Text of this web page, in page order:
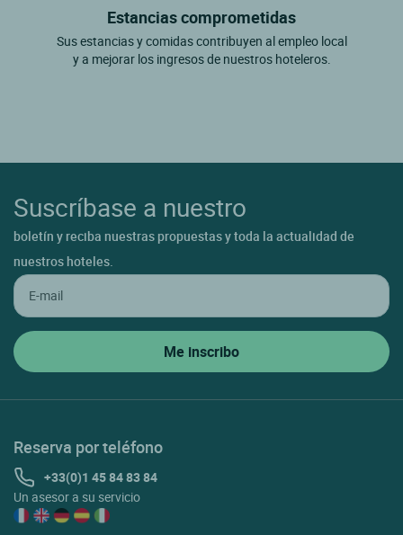
Estancias comprometidas
Sus estancias y comidas contribuyen al empleo local
y a mejorar los ingresos de nuestros hoteleros.
Suscríbase a nuestro
boletín y reciba nuestras propuestas y toda la actualidad de
nuestros hoteles.
Reserva por teléfono
+33(0)1 45 84 83 84
Un asesor a su servicio